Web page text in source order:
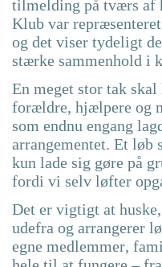
tilmelding på tværs af
Klub var
og det viser tydeligt
stærke sammenhold i
En meget stor tak
forældre, hjælpere og
som endnu engang
arrangementet. Et løb
kun lade sig gøre på
fordi vi selv løfter
Det er vigtigt at
udefra og arrangerer
egne medlemmer,